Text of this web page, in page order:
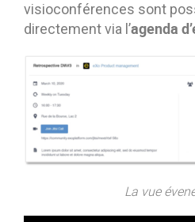
visioconférences sont
directement via l’agenda
La vue